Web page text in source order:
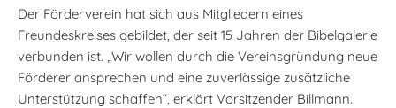
Der Förderverein hat sich aus Mitgliedern eines
Freundeskreises gebildet, der seit 15 Jahren der Bibelgalerie
verbunden ist. „Wir wollen durch die Vereinsgründung neue
Förderer ansprechen und eine zuverlässige zusätzliche
Unterstützung schaffen“, erklärt Vorsitzender Billmann.